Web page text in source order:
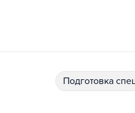
подготовка